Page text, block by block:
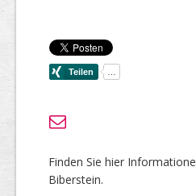
Finden Sie hier
Biberstein.